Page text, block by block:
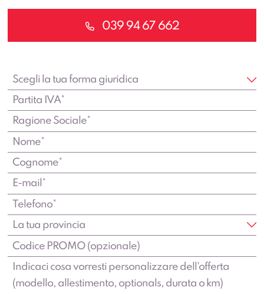
039 94 67 662